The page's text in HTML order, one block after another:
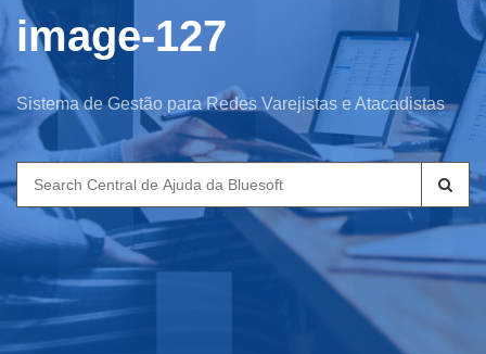
image-127
Sistema de Gestão para Redes Varejistas e Atacadistas
Search
for: